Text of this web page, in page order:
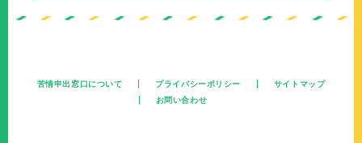
苦情申出窓口について プライバシーポリシー
サイトマップ
お問い合わせ